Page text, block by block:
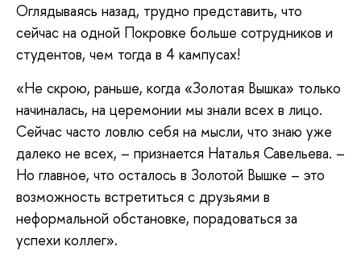
Оглядываясь назад, трудно представить, что
сейчас на одной Покровке больше сотрудников и
студентов, чем тогда в 4 кампусах!
«Не скрою, раньше, когда «Золотая Вышка» только
начиналась, на церемонии мы знали всех в лицо.
Сейчас часто ловлю себя на мысли, что знаю уже
далеко не всех, – признается Наталья Савельева. –
Но главное, что осталось в Золотой Вышке – это
возможность встретиться с друзьями в
неформальной обстановке, порадоваться за
успехи коллег».